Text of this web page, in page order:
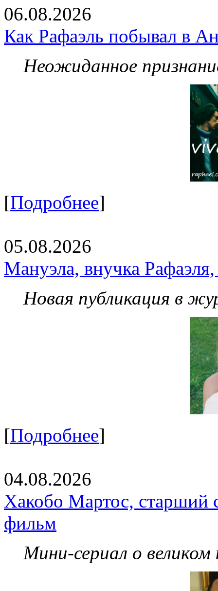
06.08.2026
Как Рафаэль побывал в
Неожиданное
[Подробнее]
05.08.2026
Мануэла, внучка
Новая публикация в
[Подробнее]
04.08.2026
Хакобо Мартос, старший
фильм
Мини-сериал о великом